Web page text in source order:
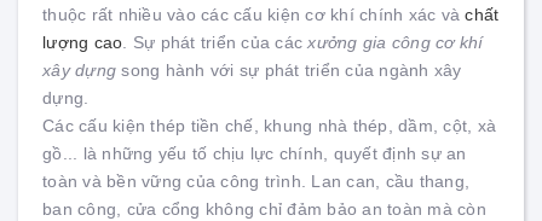
thuộc rất nhiều vào các cấu kiện cơ khí chính xác vàchất
lượng cao . Sự phát triển của cácxưởng gia công cơ khí
xây dựng song hành với sự phát triển của ngành xây
dựng.
Các cấu kiện thép tiền chế, khung nhà thép, dầm, cột, xà
gồ... là những yếu tố chịu lực chính, quyết định sự an
toàn và bền vững của công trình. Lan can, cầu thang,
ban công, cửa cổng không chỉ đảm bảo an toàn mà còn